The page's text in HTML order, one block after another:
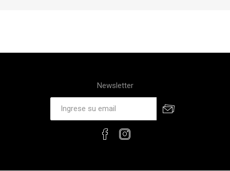
Newsletter